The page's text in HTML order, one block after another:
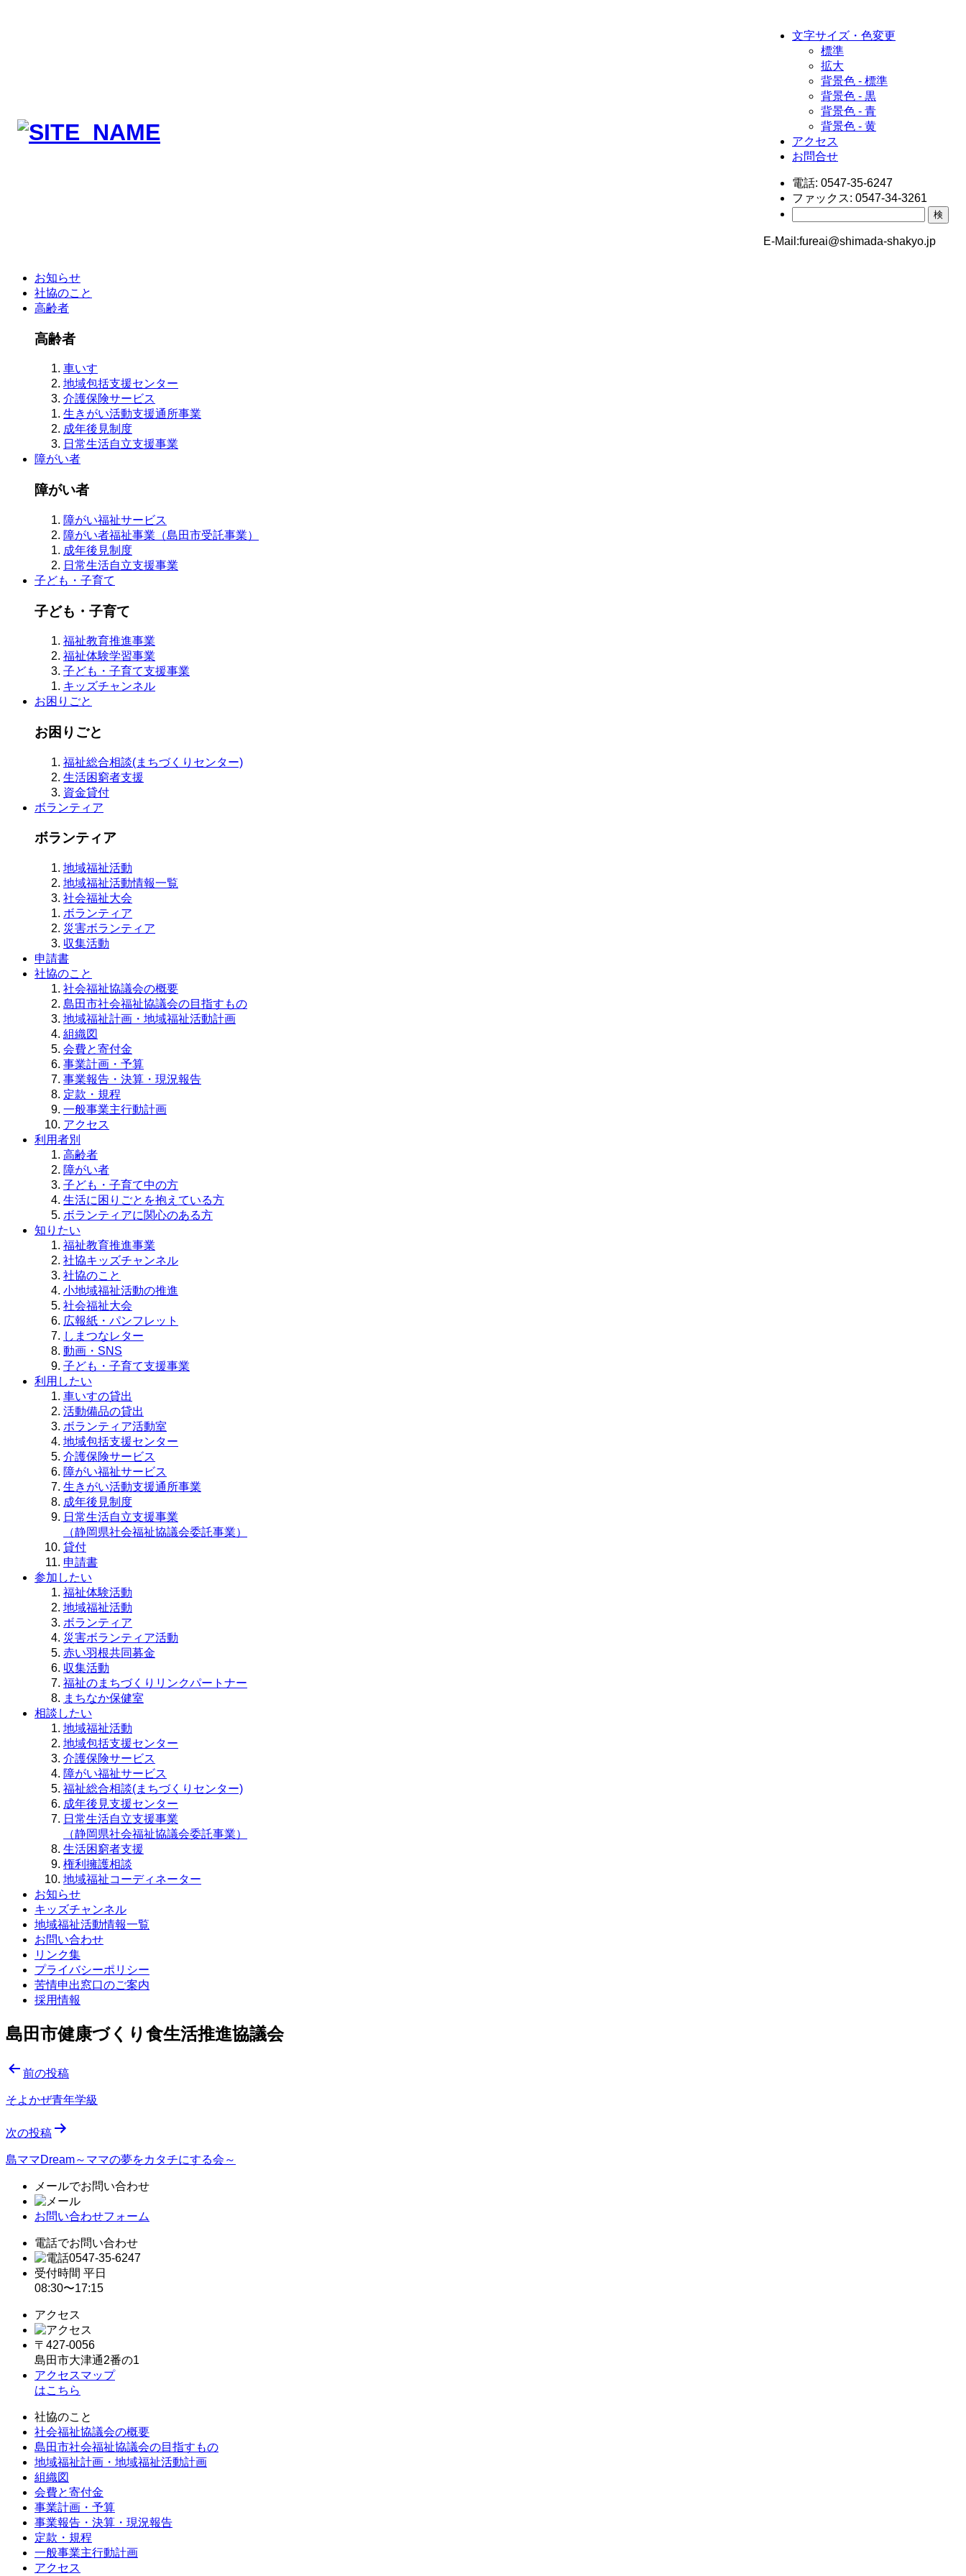
文字サイズ・色変更
標準
拡大
背景色 - 標準
背景色 - 黒
背景色 - 青
背景色 - 黄
アクセス
お問合せ
電話: 0547-35-6247
ファックス: 0547-34-3261
検
E-Mail:fureai@shimada-shakyo.jp
お知らせ
社協のこと
高齢者
高齢者
車いす
地域包括支援センター
介護保険サービス
生きがい活動支援通所事業
成年後見制度
日常生活自立支援事業
障がい者
障がい者
障がい福祉サービス
障がい者福祉事業（島田市受託事業）
成年後見制度
日常生活自立支援事業
子ども・子育て
子ども・子育て
福祉教育推進事業
福祉体験学習事業
子ども・子育て支援事業
キッズチャンネル
お困りごと
お困りごと
福祉総合相談(まちづくりセンター)
生活困窮者支援
資金貸付
ボランティア
ボランティア
地域福祉活動
地域福祉活動情報一覧
社会福祉大会
ボランティア
災害ボランティア
収集活動
申請書
社協のこと
社会福祉協議会の概要
島田市社会福祉協議会の目指すもの
地域福祉計画・地域福祉活動計画
組織図
会費と寄付金
事業計画・予算
事業報告・決算・現況報告
定款・規程
一般事業主行動計画
アクセス
利用者別
高齢者
障がい者
子ども・子育て中の方
生活に困りごとを抱えている方
ボランティアに関心のある方
知りたい
福祉教育推進事業
社協キッズチャンネル
社協のこと
小地域福祉活動の推進
社会福祉大会
広報紙・パンフレット
しまつなレター
動画・SNS
子ども・子育て支援事業
利用したい
車いすの貸出
活動備品の貸出
ボランティア活動室
地域包括支援センター
介護保険サービス
障がい福祉サービス
生きがい活動支援通所事業
成年後見制度
日常生活自立支援事業
（静岡県社会福祉協議会委託事業）
貸付
申請書
参加したい
福祉体験活動
地域福祉活動
ボランティア
災害ボランティア活動
赤い羽根共同募金
収集活動
福祉のまちづくりリンクパートナー
まちなか保健室
相談したい
地域福祉活動
地域包括支援センター
介護保険サービス
障がい福祉サービス
福祉総合相談(まちづくりセンター)
成年後見支援センター
日常生活自立支援事業
（静岡県社会福祉協議会委託事業）
生活困窮者支援
権利擁護相談
地域福祉コーディネーター
お知らせ
キッズチャンネル
地域福祉活動情報一覧
お問い合わせ
リンク集
プライバシーポリシー
苦情申出窓口のご案内
採用情報
島田市健康づくり食生活推進協議会
投
稿
ビ
ゲ
前の投稿
そよかぜ青年学級
次の投稿
島ママDream～ママの夢をカタチにする会～
メールでお問い合わせ
お問い合わせフォーム
電話でお問い合わせ
0547-35-6247
受付時間 平日
08:30〜17:15
アクセス
〒427-0056
島田市大津通2番の1
アクセスマップ
はこちら
社協のこと
社会福祉協議会の概要
島田市社会福祉協議会の目指すもの
地域福祉計画・地域福祉活動計画
組織図
会費と寄付金
事業計画・予算
事業報告・決算・現況報告
定款・規程
一般事業主行動計画
アクセス